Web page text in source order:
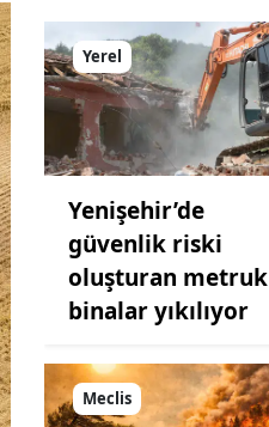
Yerel
Yenişehir’de
güvenlik riski
oluşturan metruk
binalar yıkılıyor
Meclis